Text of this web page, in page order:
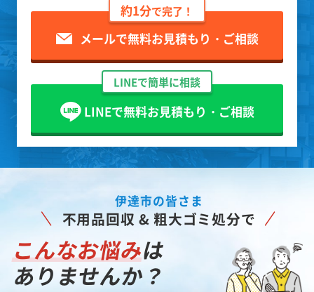
約1分で完了！
メールで無料お見積もり・ご相談
LINEで簡単に相談
LINEで無料お見積もり・ご相談
伊達市の皆さま
不用品回収 & 粗大ゴミ処分で
こんなお悩みは
ありませんか？